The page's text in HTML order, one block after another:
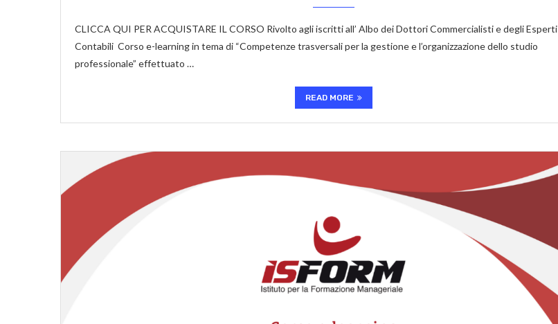
CLICCA QUI PER ACQUISTARE IL CORSO Rivolto agli iscritti all’ Albo dei Dottori Commercialisti e degli Esperti
Contabili Corso e-learning in tema di “Competenze trasversali per la gestione e l’organizzazione dello studio
professionale” effettuato …
READ MORE